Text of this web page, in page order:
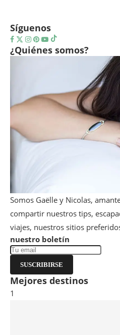
Síguenos
¿Quiénes somos?
Somos Gaëlle y Nicolas,
compartir nuestros tips,
viajes, nuestros sitios
nuestro boletín
SUSCRIBIRSE
Mejores destinos
1